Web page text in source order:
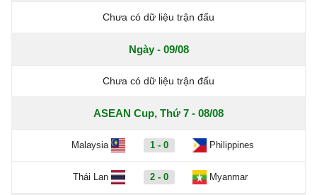
Chưa có dữ liệu trận đấu
Ngày - 09/08
Chưa có dữ liệu trận đấu
ASEAN Cup, Thứ 7 - 08/08
Malaysia 1 - 0 Philippines
Thái Lan 2 - 0 Myanmar